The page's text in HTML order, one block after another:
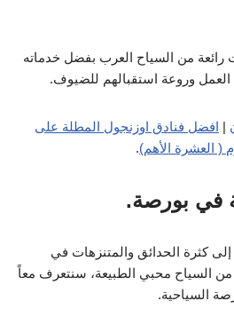
من السياح العرب بفضل خدماته
وروعة استقبالهم للضيوف.
| افضل فنادق اوزنجول المطلة على
( العشرة الأهم).
في بورصة.
كثرة الحدائق والمتنزهات في
من السياح محبي الطبيعة، سنتعرف معاً
السياحية.